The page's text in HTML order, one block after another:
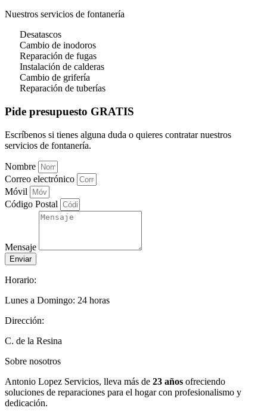
Nuestros servicios de fontanería
Desatascos
Cambio de inodoros
Reparación de fugas
Instalación de calderas
Cambio de grifería
Reparación de tuberías
Pide presupuesto GRATIS
Escríbenos si tienes alguna duda o quieres contratar nuestros
servicios de fontanería.
Nombre
Correo electrónico
Móvil
Código Postal
Mensaje
Enviar
Horario:
Lunes a Domingo: 24 horas
Dirección:
C. de la Resina
Sobre nosotros
Antonio Lopez Servicios, lleva más de 23 años ofreciendo
soluciones de reparaciones para el hogar con profesionalismo y
dedicación.